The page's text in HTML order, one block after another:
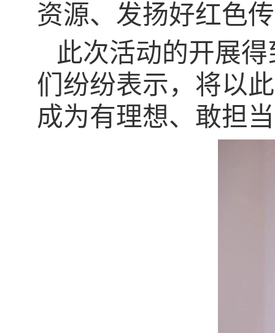
资源、发扬好红色
此次活动的开展
们纷纷表示，将以
成为有理想、 敢担当